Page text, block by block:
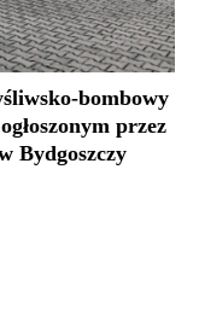
bombowy
przez
Bydgoszczy